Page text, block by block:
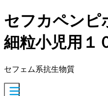
セフカペンピ
細粒小児用１
セフェム系抗生物質